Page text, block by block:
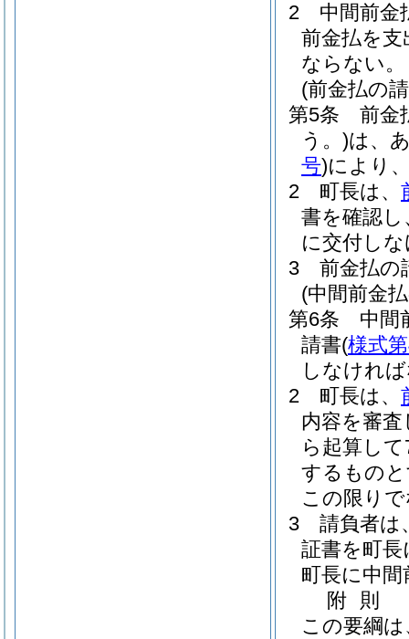
2
中間前金
前金払を
ならない。
(前金払の
第5条
前金
う。)は、
号)により
2
町長は、
書を確認
に交付し
3
前金払の
(中間前金
第6条
中間
請書(様式
しなけれ
2
町長は、
内容を審
ら起算し
するもの
この限り
3
請負者は
証書を町長
町長に中
附 則
この要綱